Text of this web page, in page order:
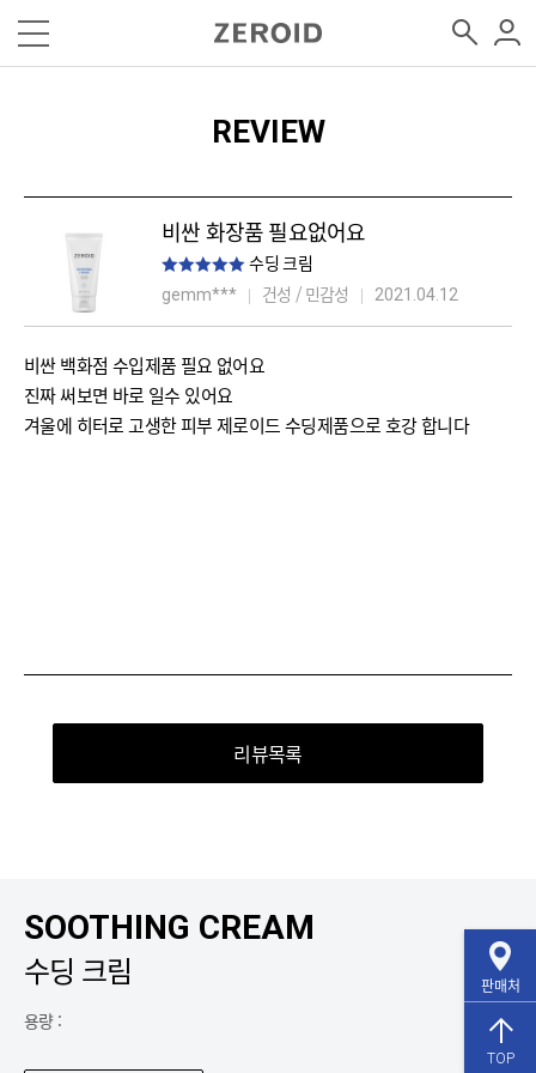
REVIEW
비싼 화장품 필요없어요
수딩 크림
gemm*** 건성 / 민감성 2021.04.12
비싼 백화점 수입제품 필요 없어요
진짜 써보면 바로 일수 있어요
겨울에 히터로 고생한 피부 제로이드 수딩제품으로 호강 합니다
리뷰목록
SOOTHING CREAM
수딩 크림
용량 :
판매처
TOP